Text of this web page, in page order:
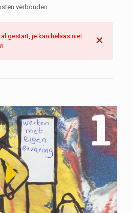
verbonden
gestart, je kan helaas niet
✕